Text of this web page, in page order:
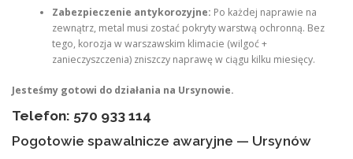
Zabezpieczenie antykorozyjne: Po każdej naprawie na
zewnątrz, metal musi zostać pokryty warstwą ochronną. Bez
tego, korozja w warszawskim klimacie (wilgoć +
zanieczyszczenia) zniszczy naprawę w ciągu kilku miesięcy.
Jesteśmy gotowi do działania na Ursynowie.
Telefon: 570 933 114
Pogotowie spawalnicze awaryjne — Ursynów